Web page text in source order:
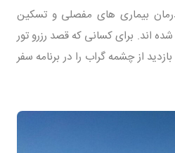
بیماری های مفصلی و تسکین
اند. برای کسانی که قصد رزرو تور
از چشمه گراب را در برنامه سفر